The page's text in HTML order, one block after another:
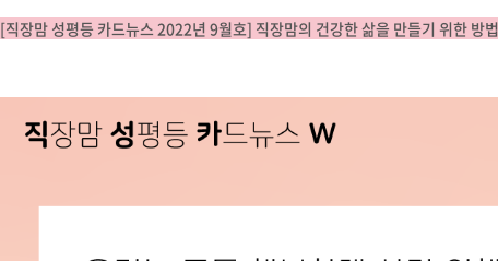
[직장맘 성평등 카드뉴스 2022년 9월호] 직장맘의 건강한 삶을 만들기 위한 방